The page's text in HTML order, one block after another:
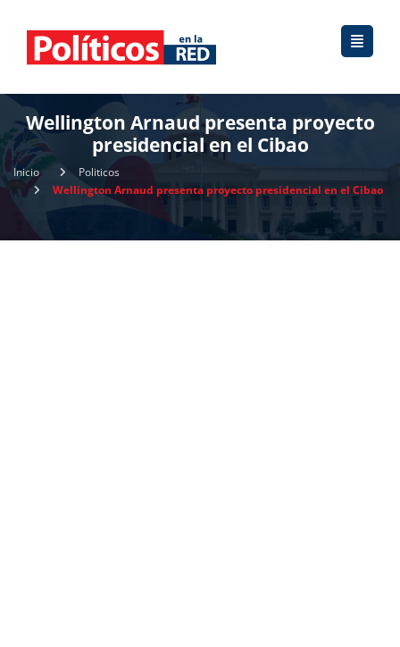
Wellington Arnaud presenta proyecto
presidencial en el Cibao
Inicio
Politicos
Wellington Arnaud presenta proyecto presidencial en el Cibao